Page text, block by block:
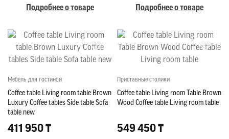
Подробнее о товаре Подробнее о товаре
Мебель для гостиной
Coffee table Living room table Brown
Luxury Coffee tables Side table Sofa
table new
411 950 ₸
Приставные столики
Coffee table Living room Table Brown
Wood Coffee table Living room table
549 450 ₸